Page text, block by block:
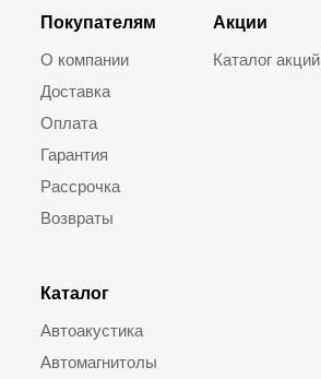
Покупателям
О компании
Доставка
Оплата
Гарантия
Рассрочка
Возвраты
Каталог
Автоакустика
Автомагнитолы
Акции
Каталог акций